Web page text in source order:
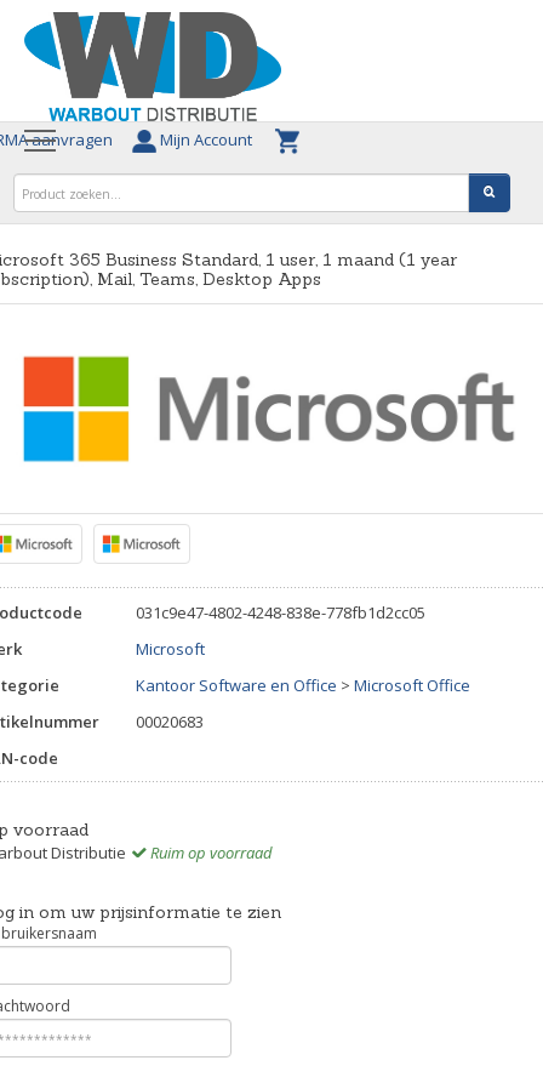
aanvragen Mijn Account
365 Business Standard, 1 user, 1 maand (1 year
Mail, Teams, Desktop Apps
031c9e47-4802-4248-838e-778fb1d2cc05
Microsoft
Kantoor Software en Office > Microsoft Office
00020683
code
voorraad
Distributie
Ruim op voorraad
in om uw prijsinformatie te zien